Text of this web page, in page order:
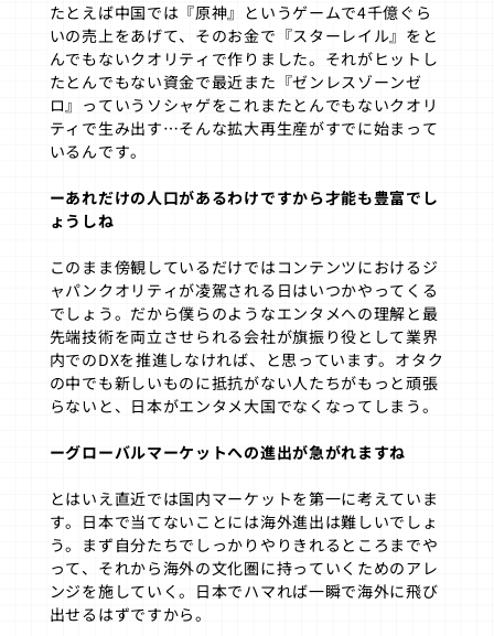
たとえば中国では『原神』というゲームで4千億ぐら
いの売上をあげて、そのお金で『スターレイル』をと
んでもないクオリティで作りました。それがヒットし
たとんでもない資金で最近また『ゼンレスゾーンゼ
ロ』っていうソシャゲをこれまたとんでもないクオリ
ティで生み出す…そんな拡大再生産がすでに始まって
いるんです。
ーあれだけの人口があるわけですから才能も豊富でし
ょうしね
このまま傍観しているだけではコンテンツにおけるジ
ャパンクオリティが凌駕される日はいつかやってくる
でしょう。だから僕らのようなエンタメへの理解と最
先端技術を両立させられる会社が旗振り役として業界
内でのDXを推進しなければ、と思っています。オタク
の中でも新しいものに抵抗がない人たちがもっと頑張
らないと、日本がエンタメ大国でなくなってしまう。
ーグローバルマーケットへの進出が急がれますね
とはいえ直近では国内マーケットを第一に考えていま
す。日本で当てないことには海外進出は難しいでしょ
う。まず自分たちでしっかりやりきれるところまでや
って、それから海外の文化圏に持っていくためのアレ
ンジを施していく。日本でハマれば一瞬で海外に飛び
出せるはずですから。